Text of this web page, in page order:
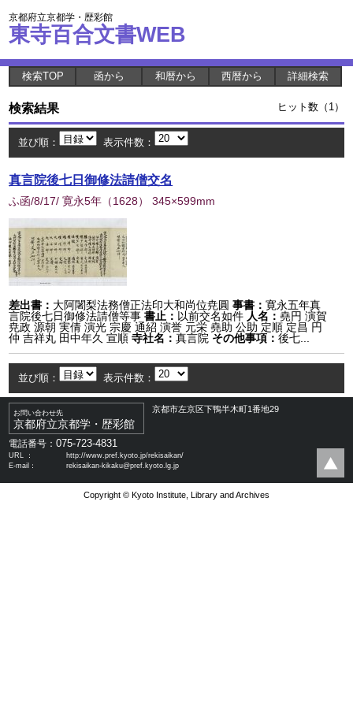
京都府立京都学・歴彩館
東寺百合文書WEB
検索TOP 函から 和暦から 西暦から 詳細検索
検索結果 ヒット数（1）
並び順： 表示件数：
真言院後七日御修法請僧交名
ふ函/8/17/ 寛永5年 （1628） 345×599mm
差出書： 大阿闍梨法務僧正法印大和尚位尭圓 事書：寛永五年真
言院後七日御修法請僧等事 書止： 以前交名如件 人名：堯円 演賀
尭政 源朝 実倩 演光 宗慶 通紹 演誉 元栄 堯助 公助 定順 定昌 円
仲 吉祥丸 田中年久 宣順 寺社名：真言院 その他事項：後七...
並び順： 表示件数：
お問い合わせ先
京都府立京都学・歴彩館
京都市左京区下鴨半木町1番地29
電話番号：075-723-4831
URL ：
http://www.pref.kyoto.jp/rekisaikan/
E-mail：
rekisaikan-kikaku@pref.kyoto.lg.jp
Copyright © Kyoto Institute, Library and Archives